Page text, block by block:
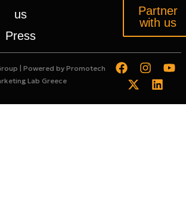
us
Press
Partner
with us
| Powered by Promotech
Lab Greece